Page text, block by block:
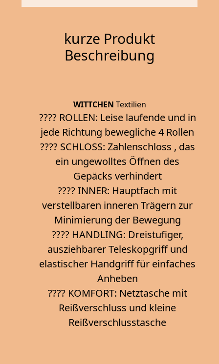
kurze Produkt
Beschreibung
WITTCHEN Textilien
???? ROLLEN: Leise laufende und in
jede Richtung bewegliche 4 Rollen
???? SCHLOSS: Zahlenschloss , das
ein ungewolltes Öffnen des
Gepäcks verhindert
???? INNER: Hauptfach mit
verstellbaren inneren Trägern zur
Minimierung der Bewegung
???? HANDLING: Dreistufiger,
ausziehbarer Teleskopgriff und
elastischer Handgriff für einfaches
Anheben
???? KOMFORT: Netztasche mit
Reißverschluss und kleine
Reißverschlusstasche